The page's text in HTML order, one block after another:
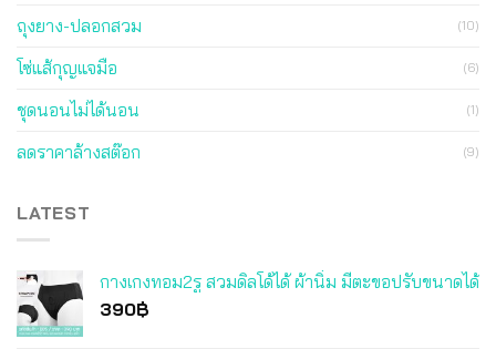
ถุงยาง-ปลอกสวม (10)
โซ่แส้กุญแจมือ (6)
ชุดนอนไม่ได้นอน (1)
ลดราคาล้างสต๊อก (9)
LATEST
กางเกงทอม2รู สวมดิลโด้ได้ ผ้านิ่ม มีตะขอปรับขนาดได้
390฿